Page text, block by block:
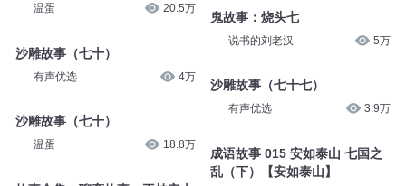
温蛋 20.5万
沙雕故事（七十）
有声优选 4万
沙雕故事（七十）
温蛋 18.8万
鬼故事：烧头七
说书的刘老汉 5万
沙雕故事（七十七）
有声优选 3.9万
成语故事 015 安如泰山 七国之
乱（下）【安如泰山】